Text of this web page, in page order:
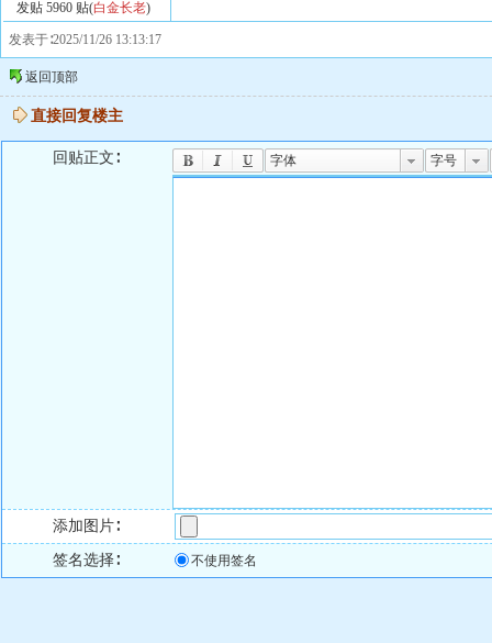
发贴 5960 贴(白金长老)
发表于∶2025/11/26 13:13:17
返回顶部
直接回复楼主
回贴正文∶ 字体 字号
添加图片∶
签名选择∶ 不使用签名